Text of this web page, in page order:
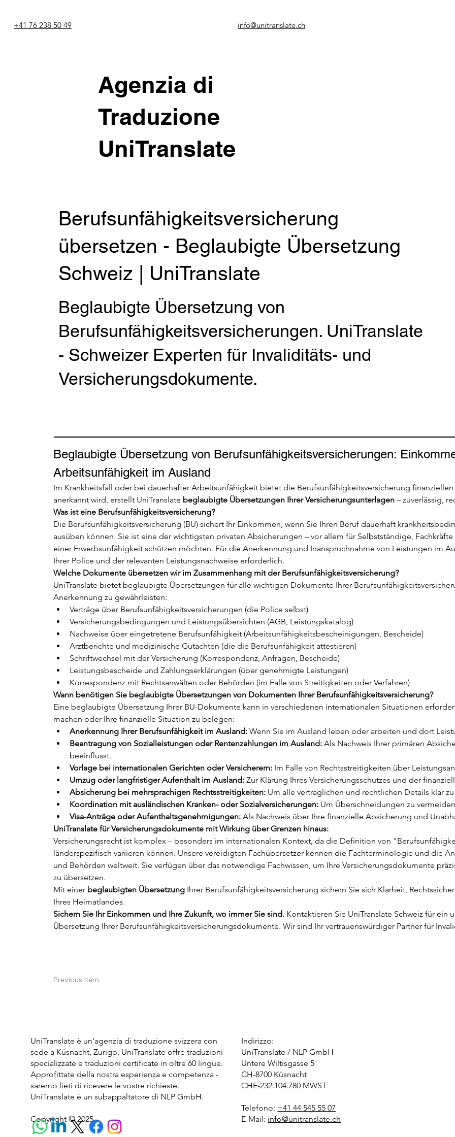
Agenzia di
Traduzione
UniTranslate
+41 76 238 50 49 info@unitranslate.ch
Berufsunfähigkeitsversicherung
übersetzen - Beglaubigte Übersetzung
Schweiz | UniTranslate
Beglaubigte Übersetzung von
Berufsunfähigkeitsversicherungen. UniTranslate
- Schweizer Experten für Invaliditäts- und
Versicherungsdokumente.
Beglaubigte Übersetzung von Berufsunfähigkeitsversicherungen:
Arbeitsunfähigkeit im Ausland
Im Krankheitsfall oder bei dauerhafter Arbeitsunfähigkeit bietet die Berufsunfähigkeitsversicherung
anerkannt wird, erstellt UniTranslate beglaubigte Übersetzungen Ihrer Versicherungsunterlagen – zuverlässig,
Was ist eine Berufsunfähigkeitsversicherung?
Die Berufsunfähigkeitsversicherung (BU) sichert Ihr Einkommen, wenn Sie Ihren Beruf dauerhaft
ausüben können. Sie ist eine der wichtigsten privaten Absicherungen – vor allem für Selbstständige,
einer Erwerbsunfähigkeit schützen möchten. Für die Anerkennung und Inanspruchnahme von Leistungen im
Ihrer Police und der relevanten Leistungsnachweise erforderlich.
Welche Dokumente übersetzen wir im Zusammenhang mit der Berufsunfähigkeitsversicherung?
UniTranslate bietet beglaubigte Übersetzungen für alle wichtigen Dokumente Ihrer
Anerkennung zu gewährleisten:
Verträge über Berufsunfähigkeitsversicherungen (die Police selbst)
Versicherungsbedingungen und Leistungsübersichten (AGB, Leistungskatalog)
Nachweise über eingetretene Berufsunfähigkeit (Arbeitsunfähigkeitsbescheinigungen, Bescheide)
Arztberichte und medizinische Gutachten (die die Berufsunfähigkeit attestieren)
Schriftwechsel mit der Versicherung (Korrespondenz, Anfragen, Bescheide)
Leistungsbescheide und Zahlungserklärungen (über genehmigte Leistungen)
Korrespondenz mit Rechtsanwälten oder Behörden (im Falle von Streitigkeiten oder Verfahren)
Wann benötigen Sie beglaubigte Übersetzungen von Dokumenten Ihrer Berufsunfähigkeitsversicherung?
Eine beglaubigte Übersetzung Ihrer BU-Dokumente kann in verschiedenen internationalen Situationen
machen oder Ihre finanzielle Situation zu belegen:
Anerkennung Ihrer Berufsunfähigkeit im Ausland: Wenn Sie im Ausland leben oder arbeiten und dort
Beantragung von Sozialleistungen oder Rentenzahlungen im Ausland: Als Nachweis Ihrer primären
beeinflusst.
Vorlage bei internationalen Gerichten oder Versicherern: Im Falle von Rechtsstreitigkeiten über
Umzug oder langfristiger Aufenthalt im Ausland: Zur Klärung Ihres Versicherungsschutzes und der
Absicherung bei mehrsprachigen Rechtsstreitigkeiten: Um alle vertraglichen und rechtlichen Details klar
Koordination mit ausländischen Kranken- oder Sozialversicherungen: Um Überschneidungen zu
Visa-Anträge oder Aufenthaltsgenehmigungen: Als Nachweis über Ihre finanzielle Absicherung und
UniTranslate für Versicherungsdokumente mit Wirkung über Grenzen hinaus:
Versicherungsrecht ist komplex – besonders im internationalen Kontext, da die Definition von
länderspezifisch variieren können. Unsere vereidigten Fachübersetzer kennen die Fachterminologie und die
und Behörden weltweit. Sie verfügen über das notwendige Fachwissen, um Ihre Versicherungsdokumente
zu übersetzen.
Mit einer beglaubigten Übersetzung Ihrer Berufsunfähigkeitsversicherung sichern Sie sich Klarheit,
Ihres Heimatlandes.
Sichern Sie Ihr Einkommen und Ihre Zukunft, wo immer Sie sind. Kontaktieren Sie UniTranslate Schweiz für
Übersetzung Ihrer Berufsunfähigkeitsversicherungsdokumente. Wir sind Ihr vertrauenswürdiger Partner für
Previous Item
Indirizzo:
UniTranslate / NLP GmbH
Untere Wiltisgasse 5
CH-8700 Küsnacht
CHE-232.104.780 MWST
Telefono: +41 44 545 55 07
E-Mail: info@unitranslate.ch
UniTranslate è un'agenzia di traduzione svizzera con
sede a Küsnacht, Zurigo. UniTranslate offre traduzioni
specializzate e traduzioni certificate in oltre 60 lingue.
Approfittate della nostra esperienza e competenza -
saremo lieti di ricevere le vostre richieste.
UniTranslate è un subappaltatore di NLP GmbH.
Copyright © 2025.